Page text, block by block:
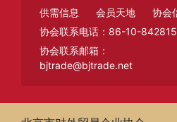
供需信息
会员天地
协会
协会联系电话：86-10-
协会联系邮箱：
bjtrade@bjtrade.net